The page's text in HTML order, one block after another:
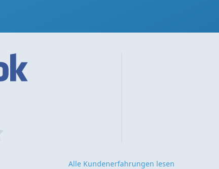
Alle Kundenerfahrungen lesen